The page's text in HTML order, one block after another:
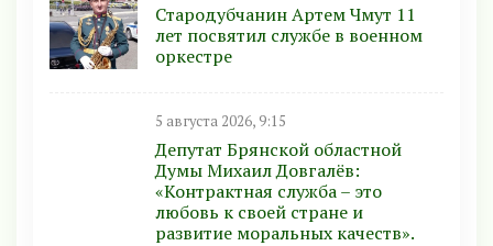
Стародубчанин Артем Чмут 11
лет посвятил службе в военном
оркестре
5 августа 2026, 9:15
Депутат Брянской областной
Думы Михаил Довгалёв:
«Контрактная служба – это
любовь к своей стране и
развитие моральных качеств».